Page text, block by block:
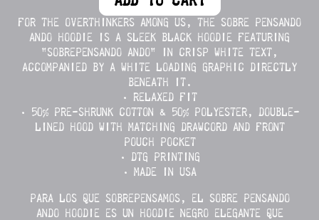
FOR THE OVERTHINKERS AMONG US, THE SOBRE PENSANDO
ANDO HOODIE IS A SLEEK BLACK HOODIE FEATURING
"SOBREPENSANDO ANDO" IN CRISP WHITE TEXT,
ACCOMPANIED BY A WHITE LOADING GRAPHIC DIRECTLY
BENEATH IT.
• RELAXED FIT
• 50% PRE-SHRUNK COTTON & 50% POLYESTER, DOUBLE-
LINED HOOD WITH MATCHING DRAWCORD AND FRONT
POUCH POCKET
• DTG PRINTING
• MADE IN USA
PARA LOS QUE SOBREPENSAMOS, EL SOBRE PENSANDO
ANDO HOODIE ES UN HOODIE NEGRO ELEGANTE QUE